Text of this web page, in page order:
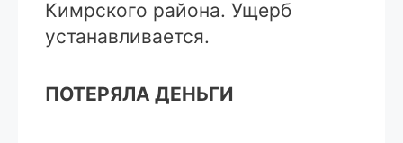
Кимрского района. Ущерб
устанавливается.
ПОТЕРЯЛА ДЕНЬГИ